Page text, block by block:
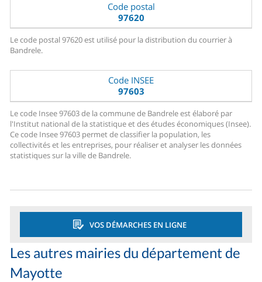
Code postal
97620
Le code postal 97620 est utilisé pour la distribution du courrier à
Bandrele.
Code INSEE
97603
Le code Insee 97603 de la commune de Bandrele est élaboré par
l'Institut national de la statistique et des études économiques (Insee).
Ce code Insee 97603 permet de classifier la population, les
collectivités et les entreprises, pour réaliser et analyser les données
statistiques sur la ville de Bandrele.
VOS DÉMARCHES EN LIGNE
Les autres mairies du département de
Mayotte